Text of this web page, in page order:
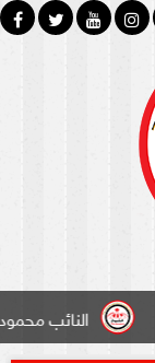
النائب محمود سامي